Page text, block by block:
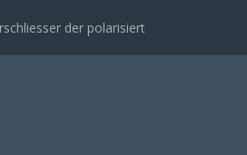
der polarisiert